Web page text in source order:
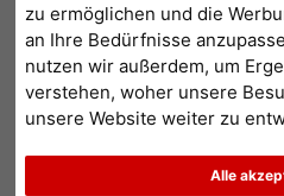
zu ermöglichen und die
an Ihre Bedürfnisse
nutzen wir außerdem, um
verstehen, woher unsere
unsere Website weiter zu
Alle